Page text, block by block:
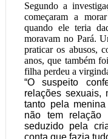
Segundo a
começaram a
quando ele teria
moravam no Pará.
praticar os abusos,
anos, que também
filha perdeu a
“O suspeito
relações sexuais,
tanto pela
não tem
seduzido pela
conta que fazia